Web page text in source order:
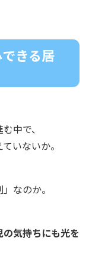
きる居
中で、
いないか。
なのか。
気持ちにも光を